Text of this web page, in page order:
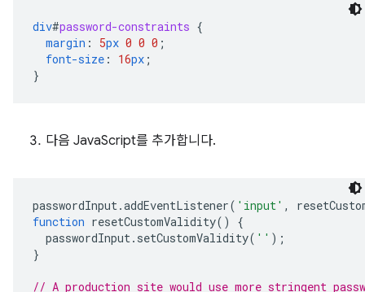
div#password-constraints {
margin : 5px 0 0 0 ;
font-size : 16px ;
}
다음 JavaScript를 추가합니다.
passwordInput .addEventListener( 'input' ,
function resetCustomValidity()
{
passwordInput . setCustomValidity( '' );
}
// A production site would use more stringent